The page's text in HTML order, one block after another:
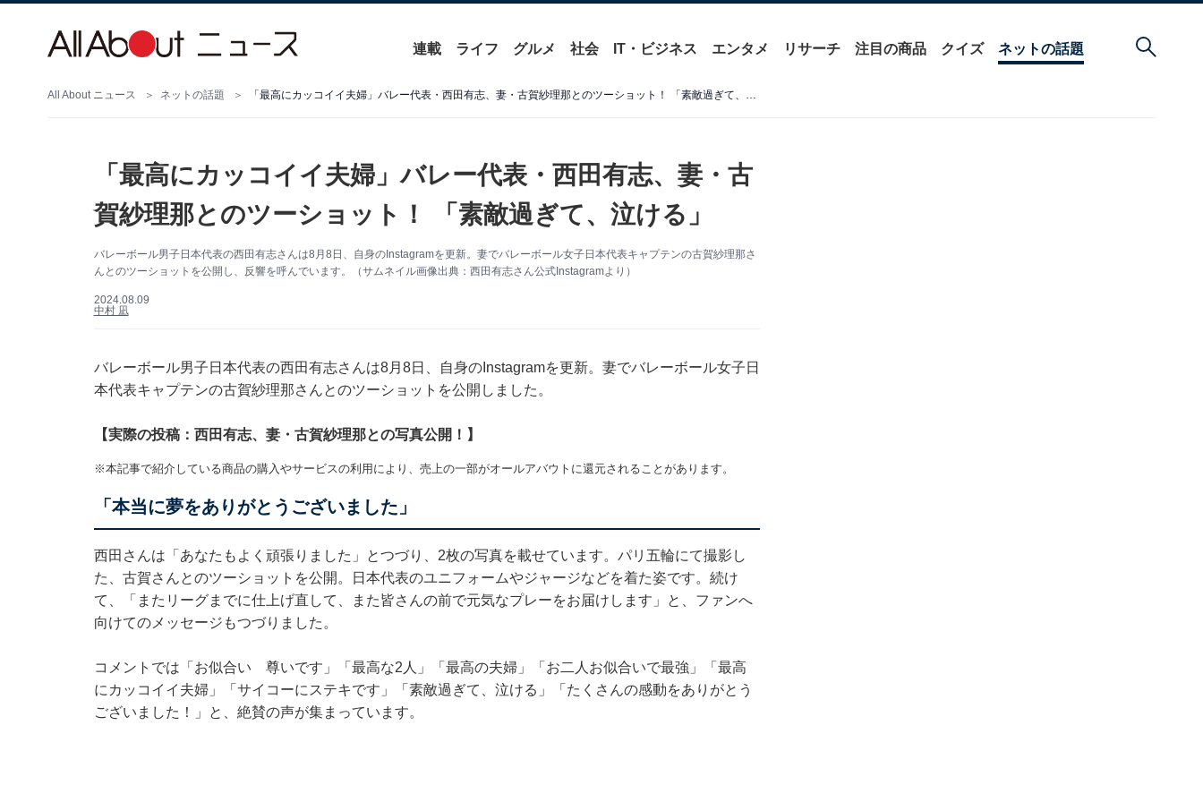
連載 ライフ グルメ 社会 IT・ビジネス エンタメ リサーチ 注目の商品 クイズ ネットの話題
All About ニュース ネットの話題 「最高にカッコイイ夫婦」バレー代表・西田有志、妻・古賀紗理那とのツーショット！ 「素敵過ぎて、泣ける」
「最高にカッコイイ夫婦」バレー代表・西田有志、妻・古
賀紗理那とのツーショット！ 「素敵過ぎて、泣ける」
バレーボール男子日本代表の西田有志さんは8月8日、自身のInstagramを更新。妻でバレーボール女子日本代表キャプテンの古賀紗理那さ
んとのツーショットを公開し、反響を呼んでいます。（サムネイル画像出典：西田有志さん公式Instagramより）
2024.08.09
中村 凪
バレーボール男子日本代表の西田有志さんは8月8日、自身のInstagramを更新。妻でバレーボール女子日
本代表キャプテンの古賀紗理那さんとのツーショットを公開しました。
【実際の投稿：西田有志、妻・古賀紗理那との写真公開！】
※本記事で紹介している商品の購入やサービスの利用により、売上の一部がオールアバウトに還元されることがあります。
「本当に夢をありがとうございました」
西田さんは「あなたもよく頑張りました」とつづり、2枚の写真を載せています。パリ五輪にて撮影し
た、古賀さんとのツーショットを公開。日本代表のユニフォームやジャージなどを着た姿です。続け
て、「またリーグまでに仕上げ直して、また皆さんの前で元気なプレーをお届けします」と、ファンへ
向けてのメッセージもつづりました。
コメントでは「お似合い 尊いです」「最高な2人」「最高の夫婦」「お二人お似合いで最強」「最高
にカッコイイ夫婦」「サイコーにステキです」「素敵過ぎて、泣ける」「たくさんの感動をありがとう
ございました！」と、絶賛の声が集まっています。